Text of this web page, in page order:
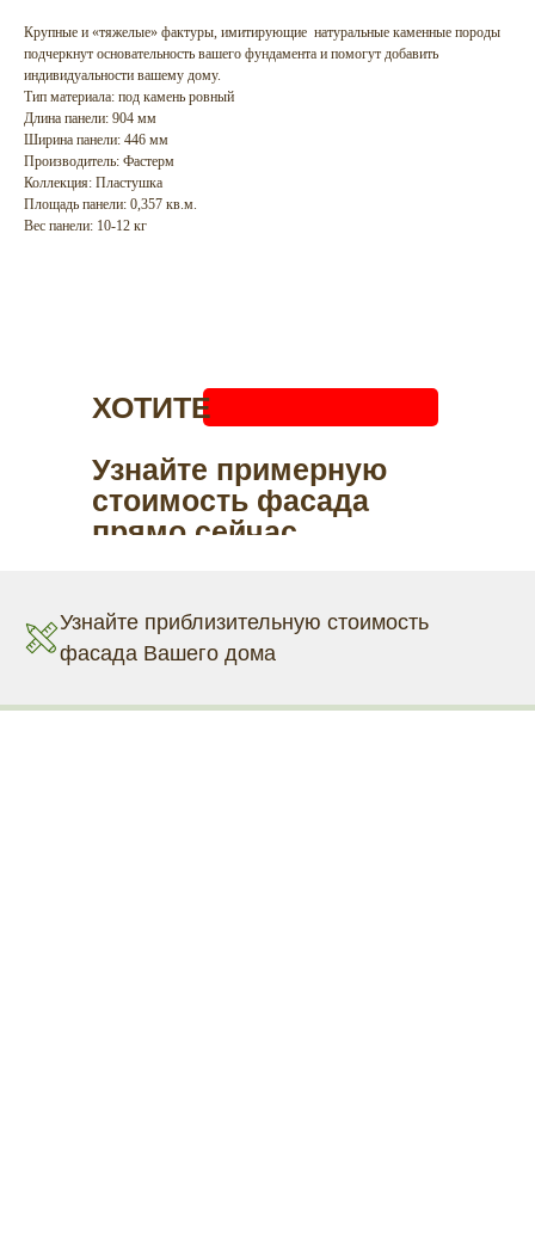
Крупные и «тяжелые» фактуры, имитирующие натуральные каменные породы
подчеркнут основательность вашего фундамента и помогут добавить
индивидуальности вашему дому.
Тип материала: под камень ровный
Длина панели: 904 мм
Ширина панели: 446 мм
Производитель: Фастерм
Коллекция: Пластушка
Площадь панели: 0,357 кв.м.
Вес панели: 10-12 кг
ХОТИТЕ
Узнайте примерную
стоимость фасада
прямо сейчас
Узнайте приблизительную стоимость
фасада Вашего дома